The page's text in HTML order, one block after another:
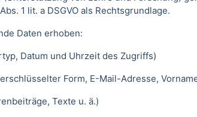
1 lit. a DSGVO als Rechtsgrundlage.
Daten erhoben:
Datum und Uhrzeit des Zugriffs)
Form, E-Mail-Adresse,
Texte u. ä.)